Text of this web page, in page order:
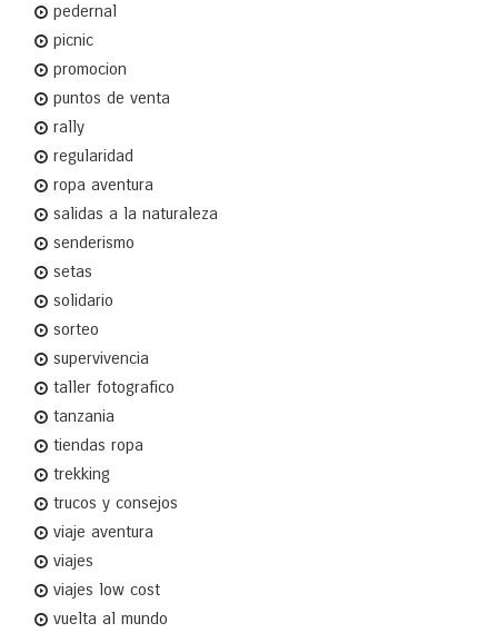
pedernal
picnic
promocion
puntos de venta
rally
regularidad
ropa aventura
salidas a la naturaleza
senderismo
setas
solidario
sorteo
supervivencia
taller fotografico
tanzania
tiendas ropa
trekking
trucos y consejos
viaje aventura
viajes
viajes low cost
vuelta al mundo